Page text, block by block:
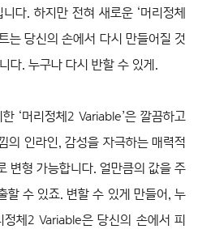
니다. 하지만 전혀 새로운 ‘머리정체
는 당신의 손에서 다시 만들어질 것
다. 누구나 다시 반할 수 있게.
‘머리정체2 Variable’은 깔끔하고
의 인라인, 감성을 자극하는 매력적
변형 가능합니다. 얼만큼의 값을 주
할 수 있죠. 변할 수 있게 만들어, 누
체2 Variable은 당신의 손에서 피